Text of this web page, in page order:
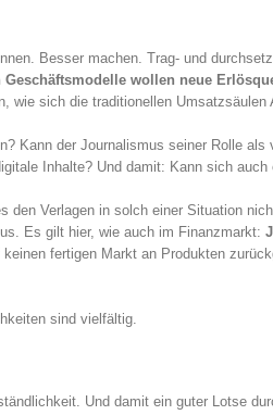
Besser machen. Trag- und
wollen neue
wie sich die traditionellen
Kann der Journalismus seiner Rolle
Inhalte? Und damit: Kann sich
den Verlagen in solch einer Situation
Es gilt hier, wie auch im Finanzmarkt:
fertigen Markt an Produkten
sind vielfältig.
Und damit ein guter Lotse